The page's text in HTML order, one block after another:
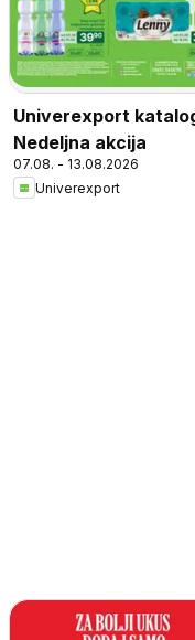
Univerexport
Nedeljna akcija
07.08. - 13.08.2026
Univerexport